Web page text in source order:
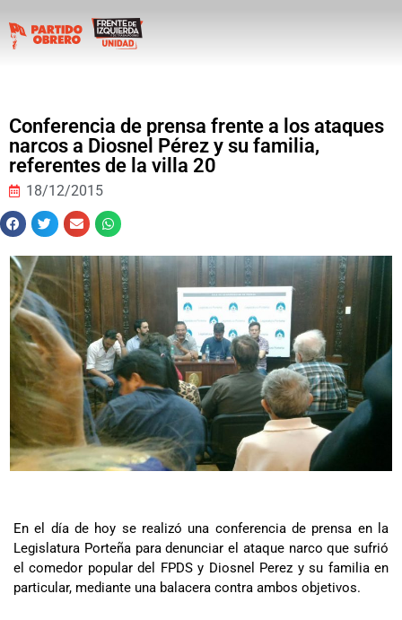
Conferencia de prensa frente a los ataques
narcos a Diosnel Pérez y su familia,
referentes de la villa 20
18/12/2015
En el día de hoy se realizó una conferencia de prensa en la
Legislatura Porteña para denunciar el ataque narco que sufrió
el comedor popular del FPDS y Diosnel Perez y su familia en
particular, mediante una balacera contra ambos objetivos.